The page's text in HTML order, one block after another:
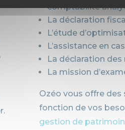
comptabilité
La déclaration
L’étude
L’assistance en
La déclaration des
La mission
Ozéo vous offre
fonction de vos
gestion de